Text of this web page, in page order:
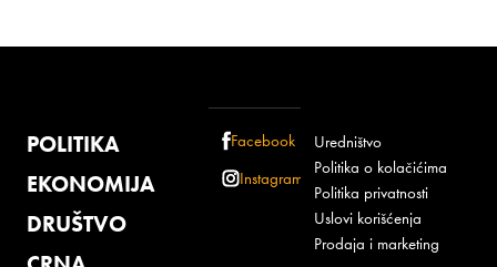
POLITIKA
EKONOMIJA
DRUŠTVO
Facebook
Instagram
Uredništvo
Politika o kolačićima
Politika privatnosti
Uslovi korišćenja
Prodaja i marketing